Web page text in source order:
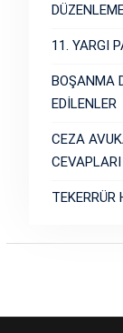
11. YARGI
BOŞANMA
EDİLENLER
CEZA
CEVAPLARI
TEKERRÜR